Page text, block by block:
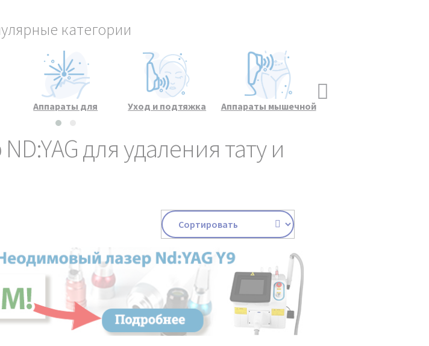
категории
Аппараты для
лазерных процедур
Уход и подтяжка
Аппараты мышечной
для удаления тату и